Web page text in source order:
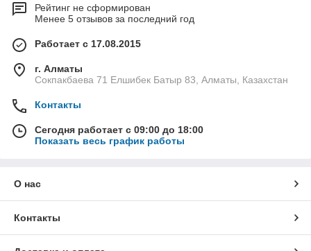
Рейтинг не сформирован
Менее 5 отзывов за последний год
Работает с 17.08.2015
г. Алматы
Сокпакбаева 71 Елшибек Батыр 83, Алматы, Казахстан
Контакты
Сегодня работает с 09:00 до 18:00
Показать весь график работы
О нас
Контакты